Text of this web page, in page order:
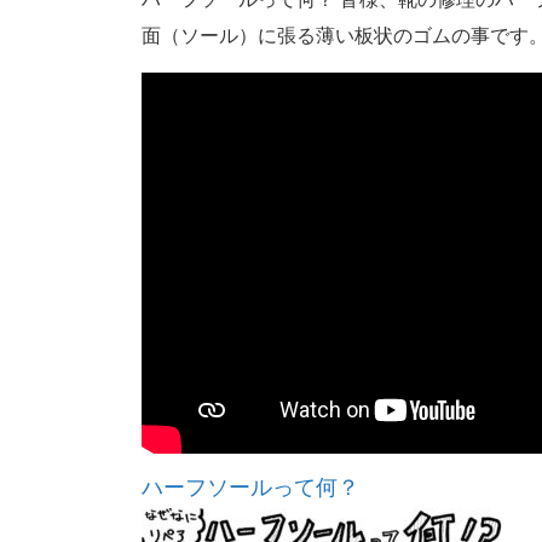
面（ソール）に張る薄い板状のゴムの事です
ハーフソールって何？